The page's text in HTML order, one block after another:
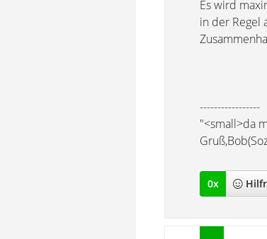
Es wird
in der Regel
-----------------
"<small>da
0x